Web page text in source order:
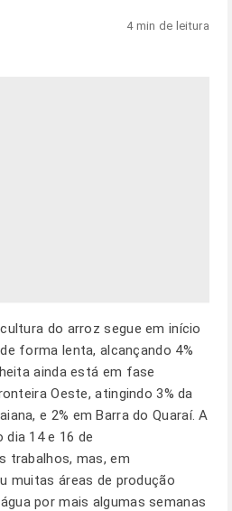
4 min de leitura
do arroz segue em início
forma lenta, alcançando 4%
ainda está em fase
Oeste, atingindo 3% da
e 2% em Barra do Quaraí. A
14 e 16 de
trabalhos, mas, em
muitas áreas de produção
por mais algumas semanas